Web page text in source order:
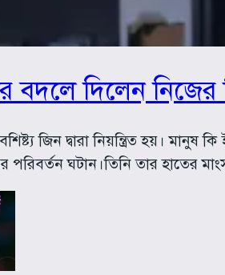
বদলে দিলেন
জিন দ্বারা নিয়ন্ত্রিত হয়।
পরিবর্তন ঘটান।তিনি তার হাতের